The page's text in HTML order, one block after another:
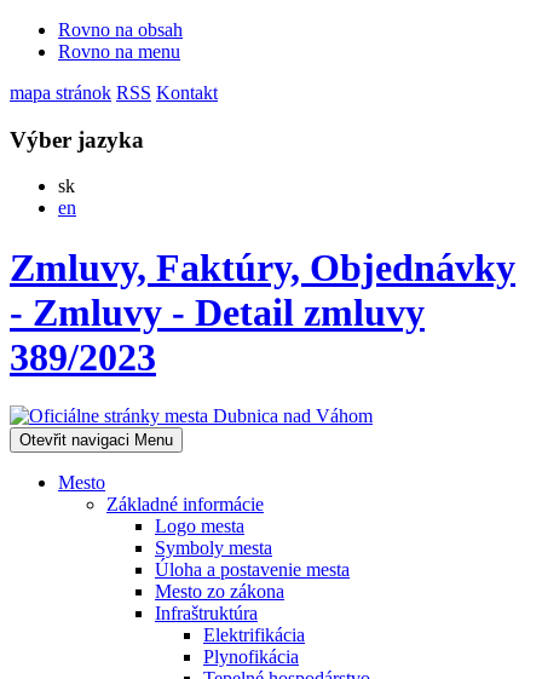
Rovno na obsah
Rovno na menu
mapa stránok RSS Kontakt
Výber jazyka
skSlovensky
en
Zmluvy, Faktúry, Objednávky
- Zmluvy - Detail zmluvy
389/2023
Otevřit navigaci Menu
Mesto
Základné informácie
Logo mesta
Symboly mesta
Úloha a postavenie mesta
Mesto zo zákona
Infraštruktúra
Elektrifikácia
Plynofikácia